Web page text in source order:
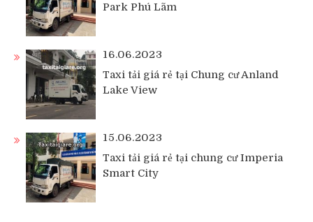
Park Phú Lãm
16.06.2023
Taxi tải giá rẻ tại Chung cư Anland
Lake View
15.06.2023
Taxi tải giá rẻ tại chung cư Imperia
Smart City